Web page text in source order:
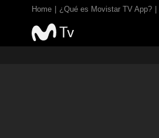
Home ¿Qué es Movistar TV App?